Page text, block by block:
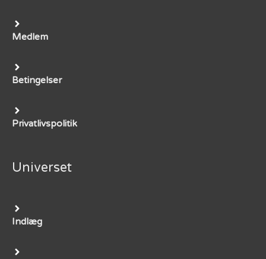
Medlem
Betingelser
Privatlivspolitik
Universet
Indlæg